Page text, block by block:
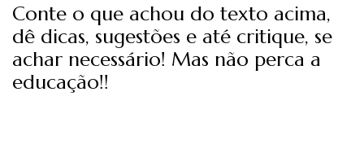
Conte o que achou do texto acima,
dê dicas, sugestões e até critique, se
achar necessário! Mas não perca a
educação!!